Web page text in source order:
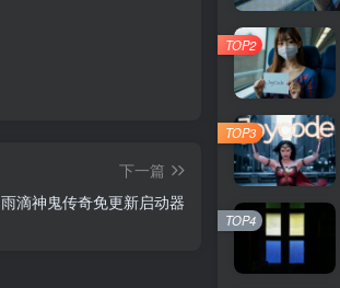
下一篇
雨滴神鬼传奇免更新启动器
TOP2
TOP3
TOP4